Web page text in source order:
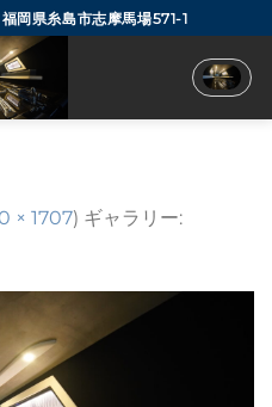
岡県糸島市志摩馬場571-1
× 1707) ギャラリー: